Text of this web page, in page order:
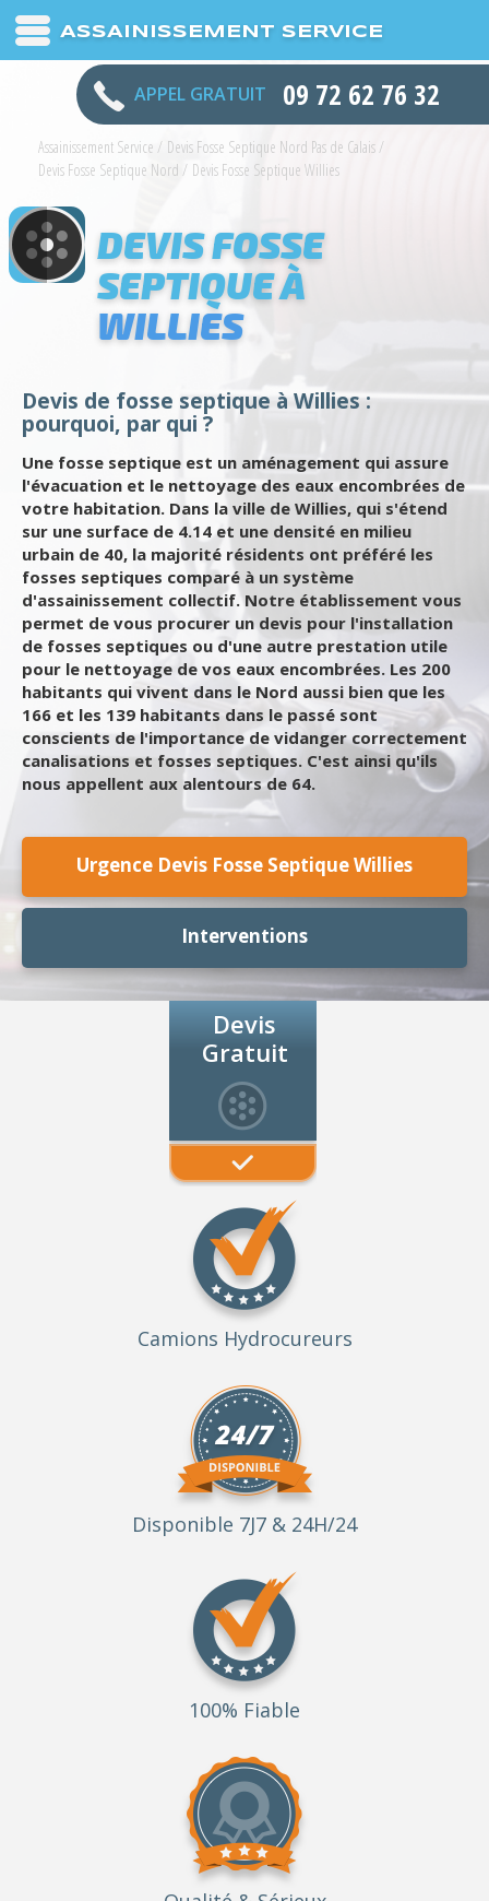
ASSAINISSEMENT SERVICE
APPEL GRATUIT 09 72 62 76 32
Assainissement Service / Devis Fosse Septique Nord Pas de Calais/
Devis Fosse Septique Nord / Devis Fosse Septique Willies
DEVIS FOSSE
SEPTIQUE À
WILLIES
Devis de fosse septique à Willies :
pourquoi, par qui ?
Une fosse septique est un aménagement qui assure
l'évacuation et le nettoyage des eaux encombrées de
votre habitation. Dans la ville de Willies, qui s'étend
sur une surface de 4.14 et une densité en milieu
urbain de 40, la majorité résidents ont préféré les
fosses septiques comparé à un système
d'assainissement collectif. Notre établissement vous
permet de vous procurer un devis pour l'installation
de fosses septiques ou d'une autre prestation utile
pour le nettoyage de vos eaux encombrées. Les 200
habitants qui vivent dans le Nord aussi bien que les
166 et les 139 habitants dans le passé sont
conscients de l'importance de vidanger correctement
canalisations et fosses septiques. C'est ainsi qu'ils
nous appellent aux alentours de 64.
Urgence Devis Fosse Septique Willies
Interventions
Devis
Gratuit
Camions Hydrocureurs
Disponible 7J7 & 24H/24
100% Fiable